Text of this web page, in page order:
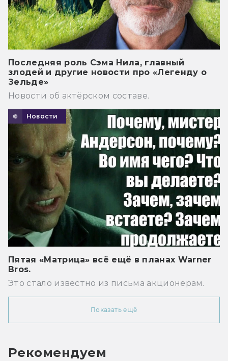
Последняя роль Сэма Нила, главный
злодей и другие новости про «Легенду о
Зельде»
Новости об актёрском составе.
Новости
Пятая «Матрица» всё ещё в планах Warner
Bros.
Это стало известно из письма акционерам.
Показать ещё
Рекомендуем